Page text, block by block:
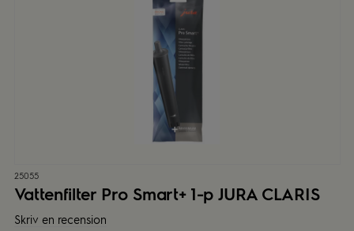
25055
Vattenfilter Pro Smart+ 1-p JURA CLARIS
Skriv en recension